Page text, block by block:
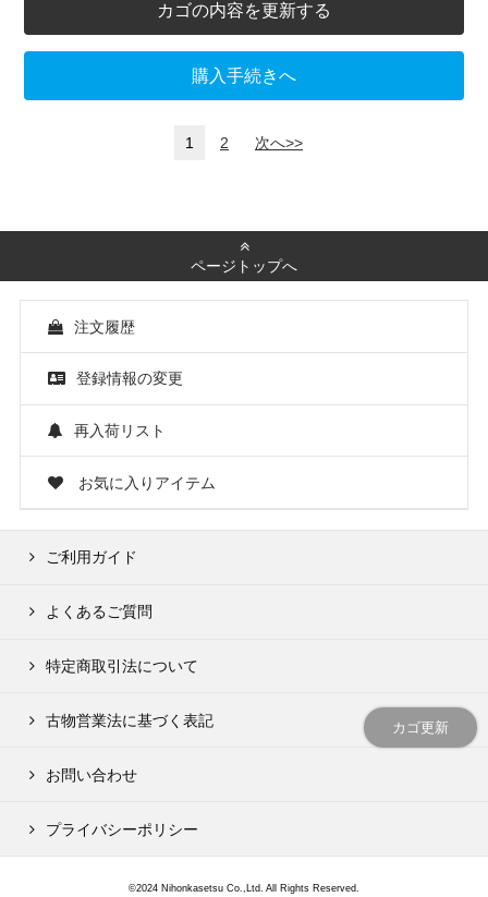
カゴの内容を更新する
購入手続きへ
カゴ更新
1 2 次へ>>
ページトップへ
注文履歴
登録情報の変更
再入荷リスト
お気に入りアイテム
ご利用ガイド
よくあるご質問
特定商取引法について
古物営業法に基づく表記
お問い合わせ
プライバシーポリシー
©2024 Nihonkasetsu Co.,Ltd. All Rights Reserved.